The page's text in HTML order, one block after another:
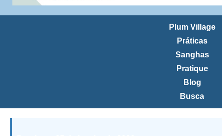
Plum Village
Práticas
Sanghas
Pratique
Blog
Busca